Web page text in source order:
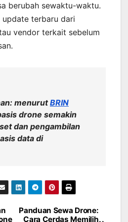
berubah sewaktu-waktu.
update terbaru dari
vendor terkait sebelum
menurutBRIN
drone semakin
dan pengambilan
data di
Panduan Sewa Drone:
Cara Cerdas Memilih